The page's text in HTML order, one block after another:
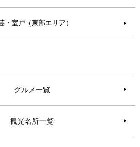
・室戸（東部エリア） ▶︎
グルメ一覧
観光名所一覧